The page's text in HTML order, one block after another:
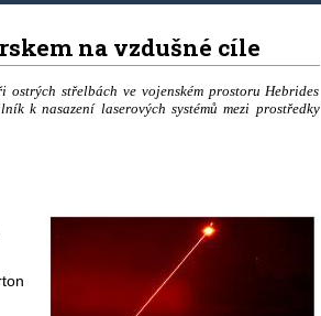
na vzdušné cíle
střelbách ve vojenském prostoru Hebrides
k nasazení laserových systémů mezi prostředky